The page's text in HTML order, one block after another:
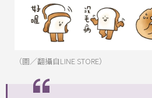
（圖／翻攝自LINE STORE）